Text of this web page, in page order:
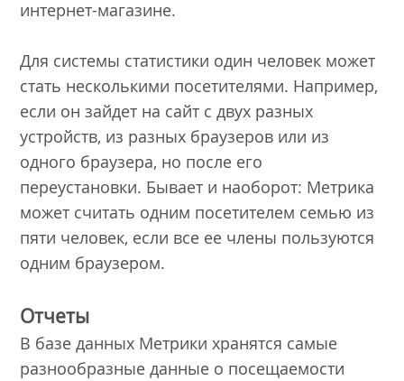
интернет-магазине.
Для системы статистики один человек может
стать несколькими посетителями. Например,
если он зайдет на сайт с двух разных
устройств, из разных браузеров или из
одного браузера, но после его
переустановки. Бывает и наоборот: Метрика
может считать одним посетителем семью из
пяти человек, если все ее члены пользуются
одним браузером.
Отчеты
В базе данных Метрики хранятся самые
разнообразные данные о посещаемости